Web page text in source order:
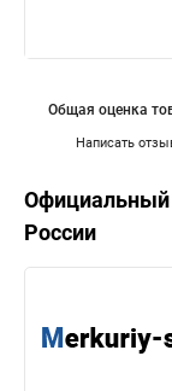
Написать
Общая оценка
Официальный
России